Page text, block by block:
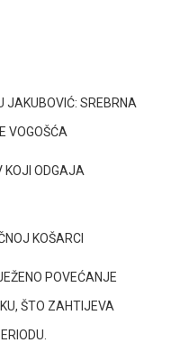
JAKUBOVIĆ: SREBRNA
VOGOŠĆA
KOJI ODGAJA
KOŠARCI
POVEĆANJE
ŠTO ZAHTIJEVA